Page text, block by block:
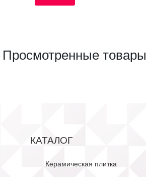
Просмотренные товары
КАТАЛОГ
Керамическая плитка